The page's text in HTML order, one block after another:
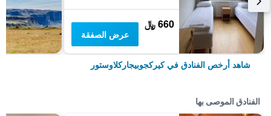
660 ﷼
عرض الصفقة
شاهد أرخص الفنادق في كيركجوبيجاركلاوستور
الفنادق الموصى بها